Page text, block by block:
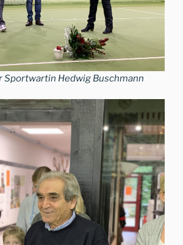
Sportwartin Hedwig Buschmann